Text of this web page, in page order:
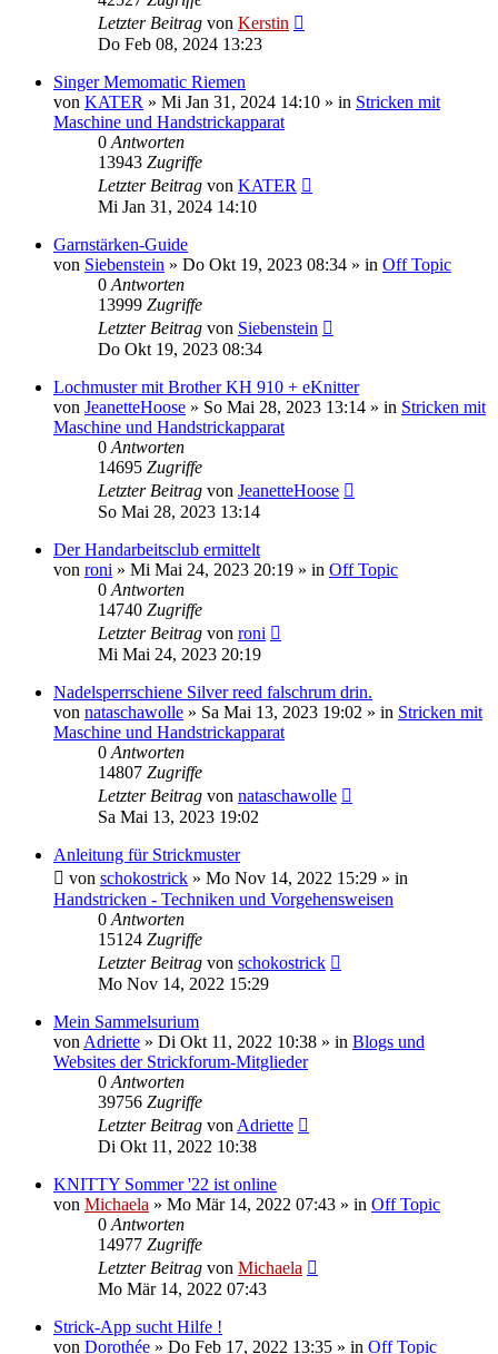
Letzter Beitrag von Kerstin
Do Feb 08, 2024 13:23
Singer Memomatic Riemen
von KATER » Mi Jan 31, 2024 14:10 » in Stricken mit
Maschine und Handstrickapparat
0 Antworten
13943 Zugriffe
Letzter Beitrag von KATER
Mi Jan 31, 2024 14:10
Garnstärken-Guide
von Siebenstein » Do Okt 19, 2023 08:34 » in Off Topic
0 Antworten
13999 Zugriffe
Letzter Beitrag von Siebenstein
Do Okt 19, 2023 08:34
Lochmuster mit Brother KH 910 + eKnitter
von JeanetteHoose » So Mai 28, 2023 13:14 » in Stricken mit
Maschine und Handstrickapparat
0 Antworten
14695 Zugriffe
Letzter Beitrag von JeanetteHoose
So Mai 28, 2023 13:14
Der Handarbeitsclub ermittelt
von roni » Mi Mai 24, 2023 20:19 » in Off Topic
0 Antworten
14740 Zugriffe
Letzter Beitrag von roni
Mi Mai 24, 2023 20:19
Nadelsperrschiene Silver reed falschrum drin.
von nataschawolle » Sa Mai 13, 2023 19:02 » in Stricken mit
Maschine und Handstrickapparat
0 Antworten
14807 Zugriffe
Letzter Beitrag von nataschawolle
Sa Mai 13, 2023 19:02
Anleitung für Strickmuster
von schokostrick » Mo Nov 14, 2022 15:29 » in
Handstricken - Techniken und Vorgehensweisen
0 Antworten
15124 Zugriffe
Letzter Beitrag von schokostrick
Mo Nov 14, 2022 15:29
Mein Sammelsurium
von Adriette » Di Okt 11, 2022 10:38 » in Blogs und
Websites der Strickforum-Mitglieder
0 Antworten
39756 Zugriffe
Letzter Beitrag von Adriette
Di Okt 11, 2022 10:38
KNITTY Sommer '22 ist online
von Michaela » Mo Mär 14, 2022 07:43 » in Off Topic
0 Antworten
14977 Zugriffe
Letzter Beitrag von Michaela
Mo Mär 14, 2022 07:43
Strick-App sucht Hilfe !
von Dorothée » Do Feb 17, 2022 13:35 » in Off Topic